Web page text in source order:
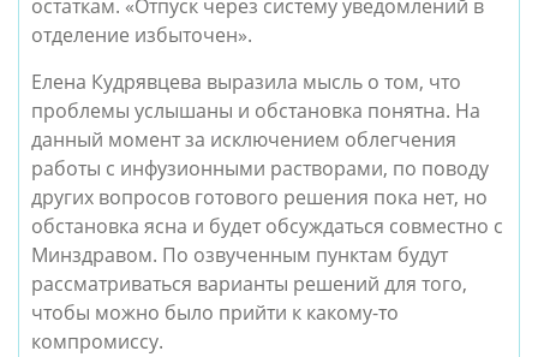
остаткам. «Отпуск через систему уведомлений в
отделение избыточен».
Елена Кудрявцева выразила мысль о том, что
проблемы услышаны и обстановка понятна. На
данный момент за исключением облегчения
работы с инфузионными растворами, по поводу
других вопросов готового решения пока нет, но
обстановка ясна и будет обсуждаться совместно с
Минздравом. По озвученным пунктам будут
рассматриваться варианты решений для того,
чтобы можно было прийти к какому-то
компромиссу.